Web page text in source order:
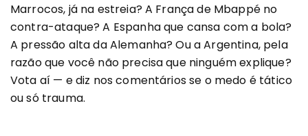
Marrocos, já na estreia? A França de Mbappé no
contra-ataque? A Espanha que cansa com a bola?
A pressão alta da Alemanha? Ou a Argentina, pela
razão que você não precisa que ninguém explique?
Vota aí — e diz nos comentários se o medo é tático
ou só trauma.